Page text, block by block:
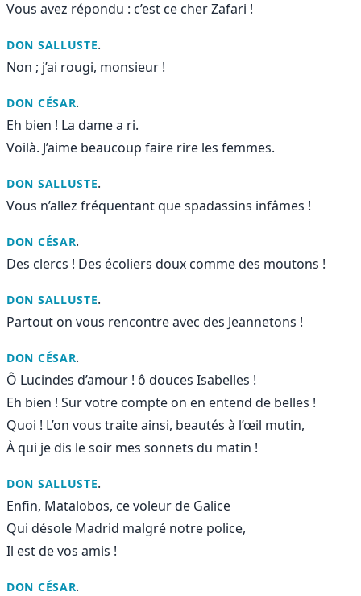
Vous avez répondu : c’est ce cher Zafari !
DON SALLUSTE.
Non ; j’ai rougi, monsieur !
DON CÉSAR.
Eh bien ! La dame a ri.
Voilà. J’aime beaucoup faire rire les femmes.
DON SALLUSTE.
Vous n’allez fréquentant que spadassins infâmes !
DON CÉSAR.
Des clercs ! Des écoliers doux comme des moutons !
DON SALLUSTE.
Partout on vous rencontre avec des Jeannetons !
DON CÉSAR.
Ô Lucindes d’amour ! ô douces Isabelles !
Eh bien ! Sur votre compte on en entend de belles !
Quoi ! L’on vous traite ainsi, beautés à l’œil mutin,
À qui je dis le soir mes sonnets du matin !
DON SALLUSTE.
Enfin, Matalobos, ce voleur de Galice
Qui désole Madrid malgré notre police,
Il est de vos amis !
DON CÉSAR.